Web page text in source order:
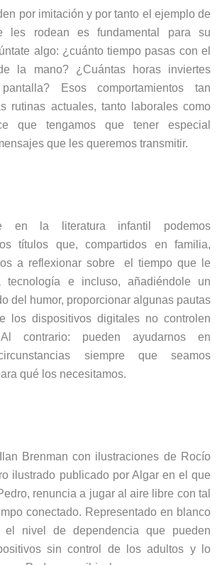
por imitación y por tanto el ejemplo de
les rodean es fundamental para su
algo: ¿cuánto tiempo pasas con el
la mano? ¿Cuántas horas inviertes
Esos comportamientos tan
rutinas actuales, tanto laborales como
que tengamos que tener especial
que les queremos transmitir.
en la literatura infantil podemos
títulos que, compartidos en familia,
a reflexionar sobre el tiempo que le
tecnología e incluso, añadiéndole un
del humor, proporcionar algunas pautas
los dispositivos digitales no controlen
contrario: pueden ayudarnos en
siempre que seamos
qué los necesitamos.
Brenman con ilustraciones de Rocío
ilustrado publicado por Algar en el que
renuncia a jugar al aire libre con tal
conectado. Representado en blanco
el nivel de dependencia que pueden
sin control de los adultos y lo